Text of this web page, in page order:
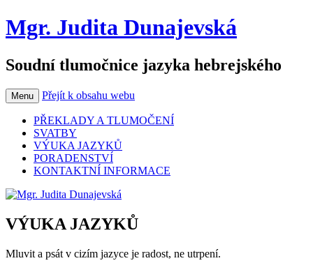
Mgr. Judita Dunajevská
Soudní tlumočnice jazyka hebrejského
Menu Přejít k obsahu webu
PŘEKLADY A TLUMOČENÍ
SVATBY
VÝUKA JAZYKŮ
PORADENSTVÍ
KONTAKTNÍ INFORMACE
VÝUKA JAZYKŮ
Mluvit a psát v cizím jazyce je radost, ne utrpení.